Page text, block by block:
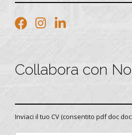
Collabora con
Inviaci il tuo CV (consentito pdf doc